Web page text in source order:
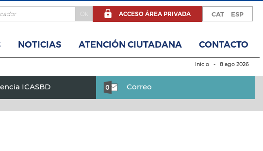
ESP
CAT
ACCESO ÁREA PRIVADA
NOTICIAS ATENCIÓN CIUTADANA CONTACTO
Inicio - 8 ago 2026
ICASBD Correo